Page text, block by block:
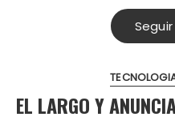
EL LARGO Y